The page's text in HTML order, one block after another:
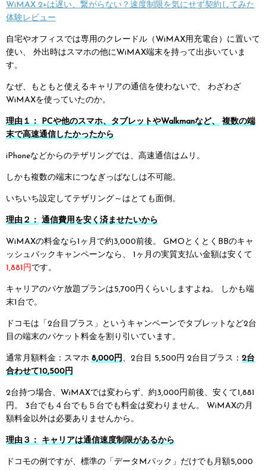
WiMAX 2+は遅い、繋がらない？速度制限を気にせず契約してみた
体験レビュー
自宅やオフィスでは専用のクレードル（WiMAX用充電台）に置いて
使い、
外出時はスマホの他にWiMAX端末を持って出歩いていま
す。
なぜ、もともと使えるキャリアの通信を使わないで、
わざわざ
WiMAXを使っていたのか。
理由１： PCや他のスマホ、タブレットやWalkmanなど、 複数の端
末で高速通信したかったから
iPhoneなどからのテザリングでは、高速通信はムリ。
しかも複数の端末につなぎっばなしは不可能。
いちいち設定してテザリング～はとても面倒。
理由２： 通信費用を安く済ませたいから
WiMAXの料金なら1ヶ月で約3,000前後。
GMOとくとくBBのキャ
ッシュバックキャンペーンなら、
1ヶ月の実質支払い金額は安くて
1,881円 です。
キャリアのパケ放題プランは5,700円くらいしますよね。
しかも端
末1台で。
ドコモは「2台目プラス」というキャンペーンでタブレットなど2台
目の端末のパケット料金を割り引いています。
通常月額料金：スマホ 8,000円、2台目 5,500円 2台目プラス： 2台
合わせて10,500円
2台持つ場合、WiMAXでは変わらず、約3,000円前後、安くて1,881
円。
3台でも４台でも５台でも料金は変わりません。
WiMAXの月
額料金以外は必要ありませんから。
理由３： キャリアは通信速度制限があるから
ドコモの例ですが、標準の「データMパック」だけでも月額5,000